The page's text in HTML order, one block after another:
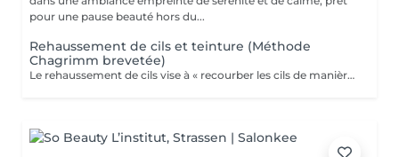
pour une pause beauté hors du...
Rehaussement de cils et teinture (Méthode
Chagrimm brevetée)
Le rehaussement de cils vise à « recourber les cils de manière naturelle afin de les galber et leur donner un effet mascara ». Et ce, sans même utiliser votre maquillage. Cela permet d'embellir et d'ouvrir le regard tout en lui donnant de la douceur, et ce, pour une durée moyenne de six semaines. Ultra-pratique pour une routine make-up allégée et un regard perçant dès le réveil. Ne remplacera jamais l'effet mascara. SVP pour éviter toute réaction ne pas venir avec des lentilles de contact ou prévoir le nécessaire pour les retirer avant la prestation et attendre minimum 3 mois entre deux rehaussements !